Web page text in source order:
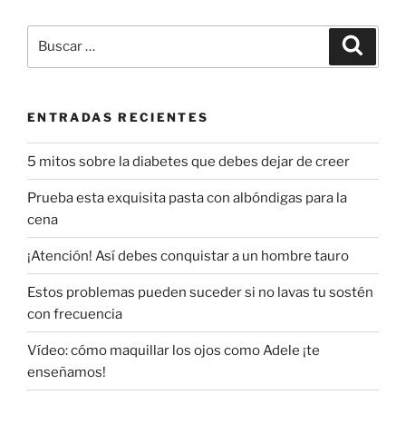
por:
ENTRADAS RECIENTES
5 mitos sobre la diabetes que debes dejar de creer
Prueba esta exquisita pasta con albóndigas para la
cena
¡Atención! Así debes conquistar a un hombre tauro
Estos problemas pueden suceder si no lavas tu sostén
con frecuencia
Vídeo: cómo maquillar los ojos como Adele ¡te
enseñamos!